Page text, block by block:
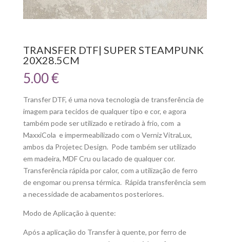
TRANSFER DTF| SUPER STEAMPUNK
20X28.5CM
5.00€
Transfer DTF, é uma nova tecnologia de transferência de
imagem para tecidos de qualquer tipo e cor, e agora
também pode ser utilizado e retirado à frio, com a
MaxxiCola e impermeabilizado com o Verniz VitraLux,
ambos da Projetec Design. Pode também ser utilizado
em madeira, MDF Cru ou lacado de qualquer cor.
Transferência rápida por calor, com a utilização de ferro
de engomar ou prensa térmica. Rápida transferência sem
a necessidade de acabamentos posteriores.
Modo de Aplicação à quente:
Após a aplicação do Transfer à quente, por ferro de